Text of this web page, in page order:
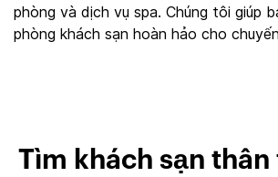
phòng và dịch vụ spa. Chúng tôi giúp
phòng khách sạn hoàn hảo cho
Tìm khách sạn